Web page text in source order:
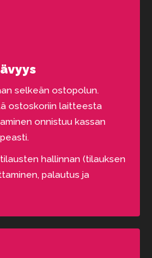
selkeän ostopolun.
ostoskoriin laitteesta
onnistuu kassan
hallinnan (tilauksen
palautus ja